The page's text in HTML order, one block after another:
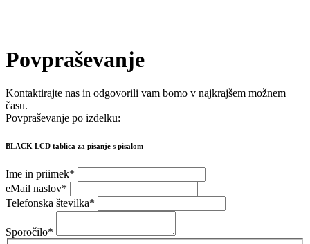
Povpraševanje
Kontaktirajte nas in odgovorili vam bomo v najkrajšem možnem
času.
Povpraševanje po izdelku:
BLACK LCD tablica za pisanje s pisalom
Ime in priimek*
eMail naslov*
Telefonska številka*
Sporočilo*